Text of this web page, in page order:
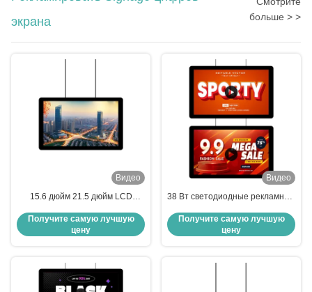
экрана
больше > >
Видео
15.6 дюйм 21.5 дюйм LCD
электронные рекламные
дисплеи цифровые
Получите самую лучшую
цену
Видео
38 Вт светодиодные рекламные
рекламные щиты цифровые
знаки для рекламы
Получите самую лучшую
цену